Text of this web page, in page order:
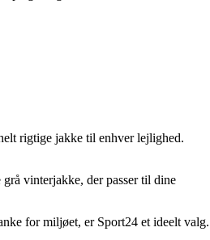
rigtige jakke til enhver lejlighed.
vinterjakke, der passer til dine
for miljøet, er Sport24 et ideelt valg.